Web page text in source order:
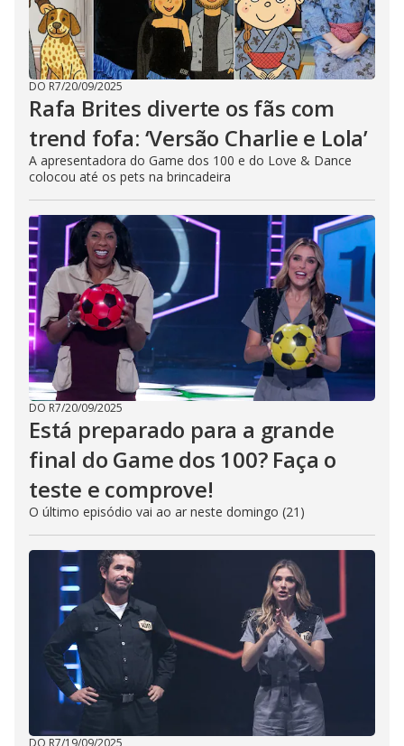
DO R7/20/09/2025
Rafa Brites diverte os fãs com
trend fofa: ‘Versão Charlie e Lola’
A apresentadora do Game dos 100 e do Love & Dance
colocou até os pets na brincadeira
DO R7/20/09/2025
Está preparado para a grande
final do Game dos 100? Faça o
teste e comprove!
O último episódio vai ao ar neste domingo (21)
DO R7/19/09/2025